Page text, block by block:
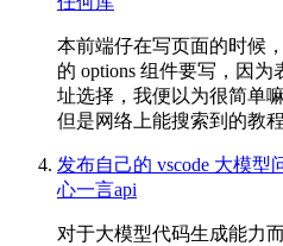
本前端仔在写页面的时候
的 options 组件要写，因
址选择，我便以为很简单
但是网络上能搜索到的教
发布自己的 vscode 大模型
心一言api
对于大模型代码生成能力